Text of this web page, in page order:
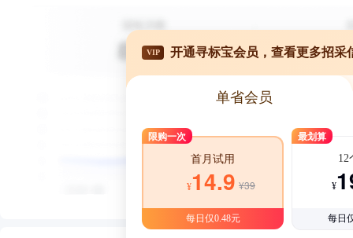
VIP 开通寻标宝会员，查看更多招采
单省会员
限购一次
首月试用
¥14.9 ¥39
每日仅0.48元
最划算
12
¥
每日